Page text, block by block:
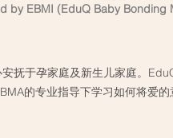
by EBMI (EduQ Baby Bonding
抚于孕家庭及新生儿家庭。
的专业指导下学习如何将爱的